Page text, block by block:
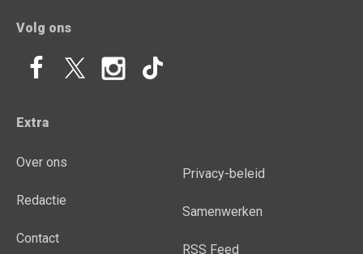
Volg ons
Extra
Over ons
Redactie
Contact
Privacy-beleid
Samenwerken
RSS Feed